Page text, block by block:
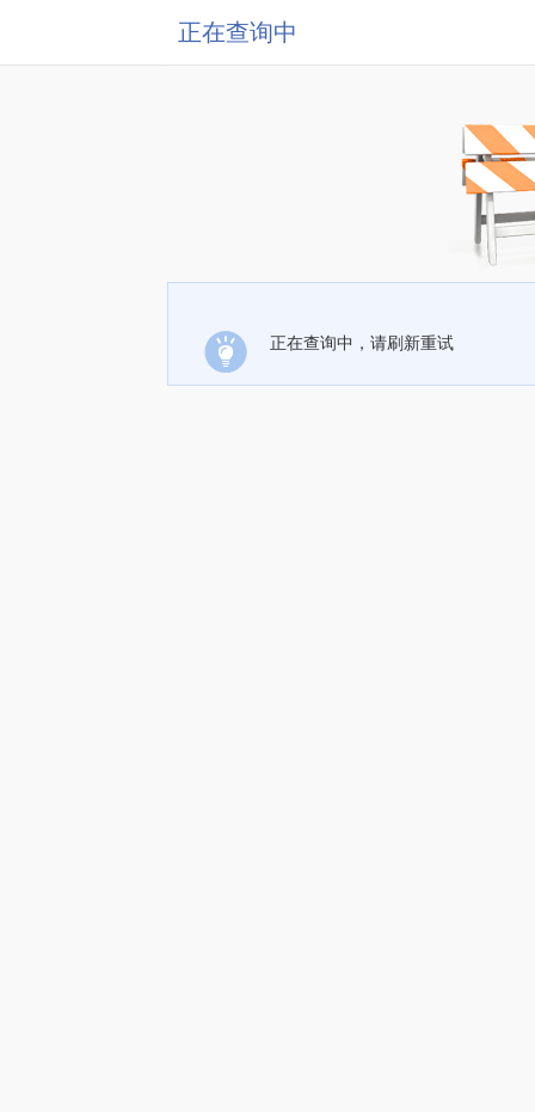
正在查询中
正在查询中，请刷新重试